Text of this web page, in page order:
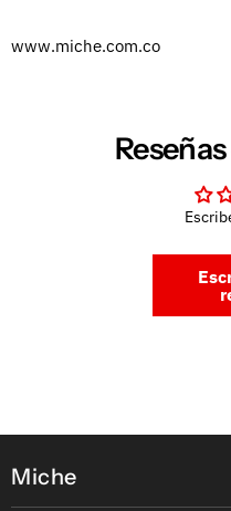
www.miche.com.co
Miche